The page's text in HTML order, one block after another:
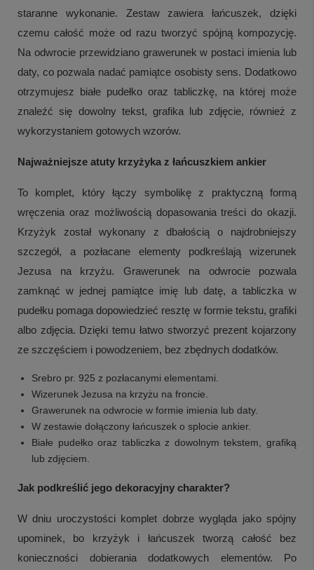
staranne wykonanie. Zestaw zawiera łańcuszek, dzięki
czemu całość może od razu tworzyć spójną kompozycję.
Na odwrocie przewidziano grawerunek w postaci imienia lub
daty, co pozwala nadać pamiątce osobisty sens. Dodatkowo
otrzymujesz białe pudełko oraz tabliczkę, na której może
znaleźć się dowolny tekst, grafika lub zdjęcie, również z
wykorzystaniem gotowych wzorów.
Najważniejsze atuty krzyżyka z łańcuszkiem ankier
To komplet, który łączy symbolikę z praktyczną formą
wręczenia oraz możliwością dopasowania treści do okazji.
Krzyżyk został wykonany z dbałością o najdrobniejszy
szczegół, a pozłacane elementy podkreślają wizerunek
Jezusa na krzyżu. Grawerunek na odwrocie pozwala
zamknąć w jednej pamiątce imię lub datę, a tabliczka w
pudełku pomaga dopowiedzieć resztę w formie tekstu, grafiki
albo zdjęcia. Dzięki temu łatwo stworzyć prezent kojarzony
ze szczęściem i powodzeniem, bez zbędnych dodatków.
Srebro pr. 925 z pozłacanymi elementami.
Wizerunek Jezusa na krzyżu na froncie.
Grawerunek na odwrocie w formie imienia lub daty.
W zestawie dołączony łańcuszek o splocie ankier.
Białe pudełko oraz tabliczka z dowolnym tekstem, grafiką
lub zdjęciem.
Jak podkreślić jego dekoracyjny charakter?
W dniu uroczystości komplet dobrze wygląda jako spójny
upominek, bo krzyżyk i łańcuszek tworzą całość bez
konieczności dobierania dodatkowych elementów. Po